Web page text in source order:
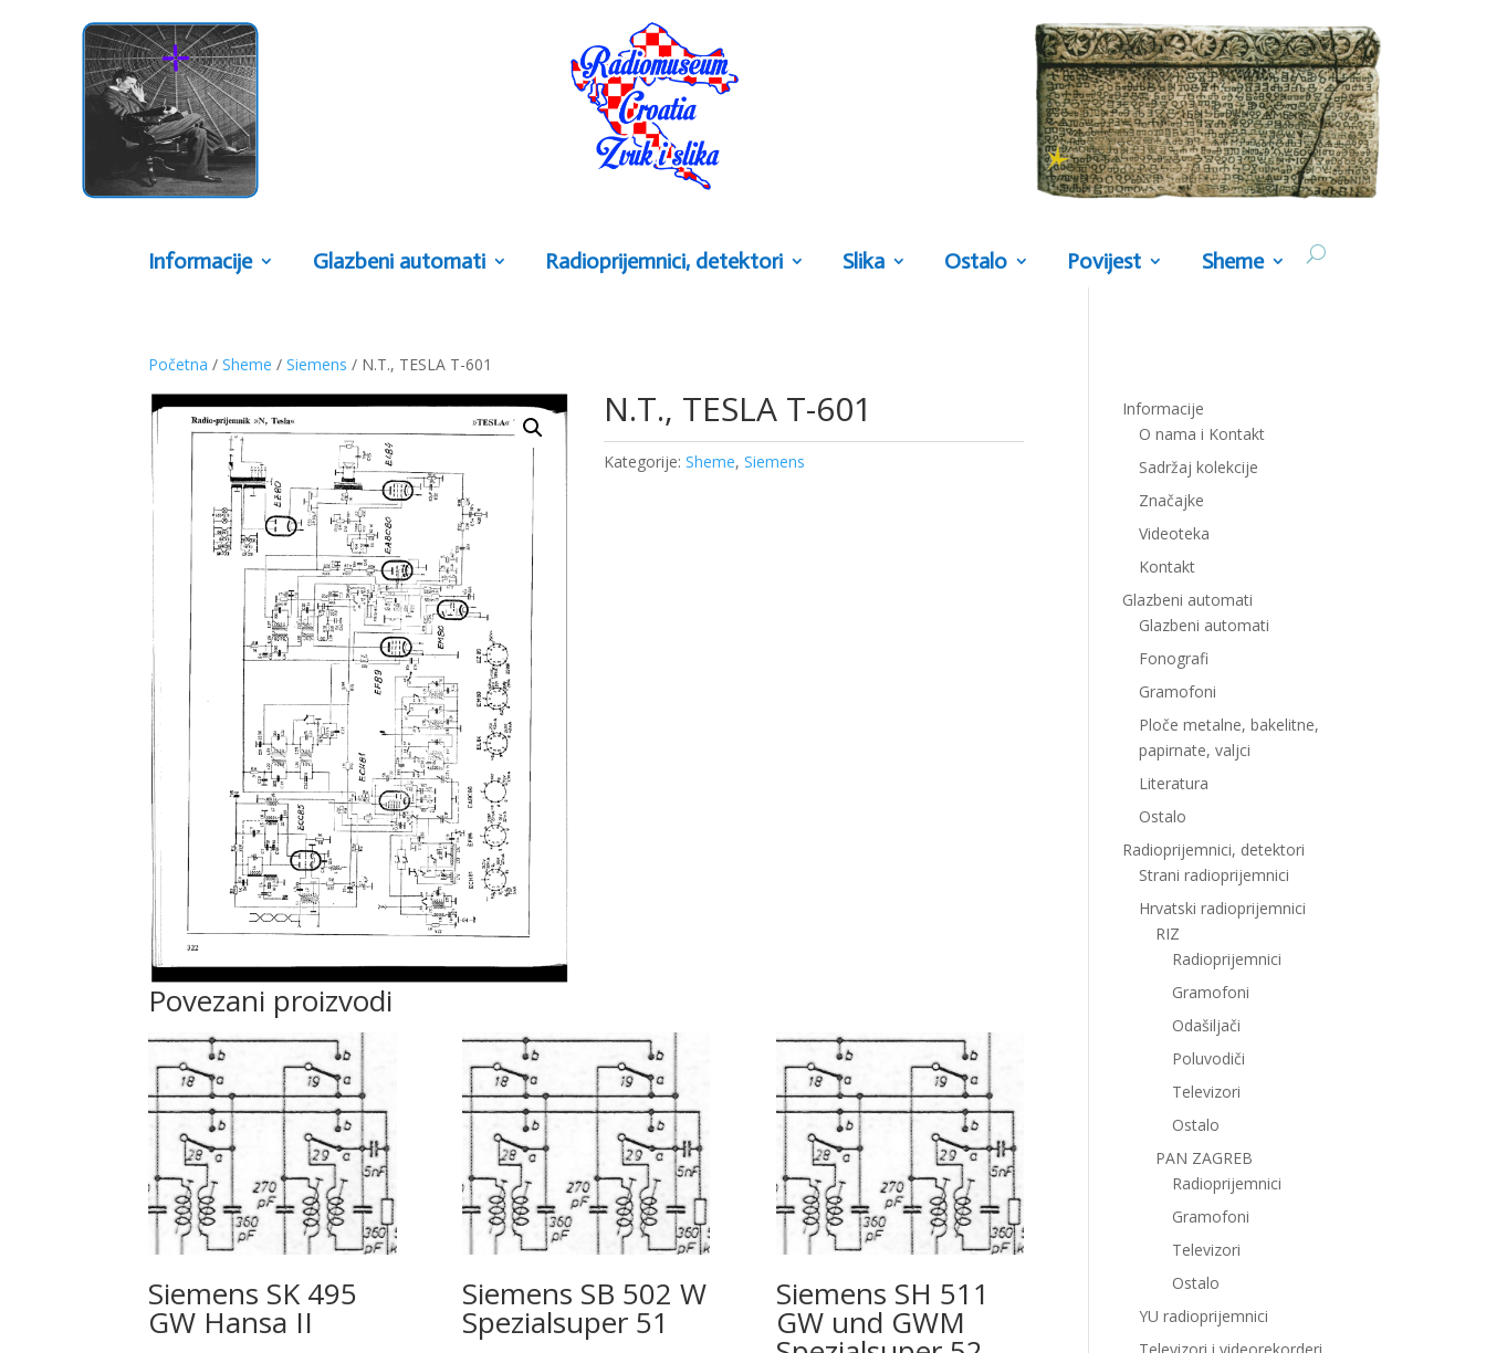
Informacije Glazbeni automati Radioprijemnici, detektori Slika Ostalo Povijest Sheme
Početna /Sheme /Siemens / N.T., TESLA T-601
N.T., TESLA T-601
Kategorije:Sheme,Siemens
Povezani proizvodi
Siemens SK 495
GW Hansa II
Siemens SB 502 W
Spezialsuper 51
Siemens SH 511
GW und GWM
Informacije
O nama i Kontakt
Sadržaj kolekcije
Značajke
Videoteka
Kontakt
Glazbeni automati
Glazbeni automati
Fonografi
Gramofoni
Ploče metalne, bakelitne,
papirnate, valjci
Literatura
Ostalo
Radioprijemnici, detektori
Strani radioprijemnici
Hrvatski radioprijemnici
RIZ
Radioprijemnici
Gramofoni
Odašiljači
Poluvodiči
Televizori
Ostalo
PAN ZAGREB
Radioprijemnici
Gramofoni
Televizori
Ostalo
YU radioprijemnici